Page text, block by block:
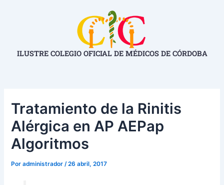
ILUSTRE COLEGIO OFICIAL DE MÉDICOS DE CÓRDOBA
Tratamiento de la Rinitis
Alérgica en AP AEPap
Algoritmos
Poradministrador /26 abril, 2017